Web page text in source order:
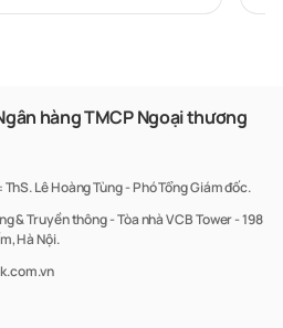
Khu phố 3,
Thành phố
hàng TMCP Ngoại thương
Lê Hoàng Tùng - Phó Tổng Giám đốc.
& Truyền thông - Tòa nhà VCB Tower - 198
Hà Nội.